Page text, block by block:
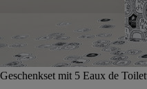
Geschenkset mit 5 Eaux de